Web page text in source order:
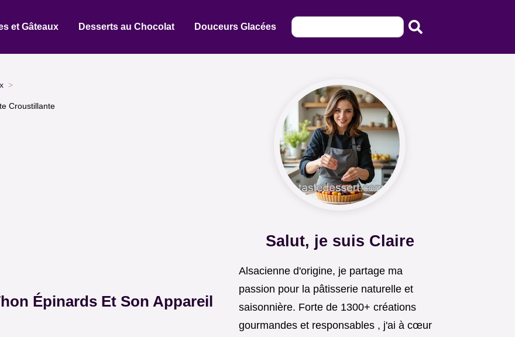
et Gâteaux Desserts au Chocolat Douceurs Glacées
Croustillante
Épinards Et Son Appareil
Salut, je suis Claire
Alsacienne d'origine, je partage ma
passion pour la pâtisserie naturelle et
saisonnière. Forte de 1300+ créations
gourmandes et responsables , j'ai à cœur